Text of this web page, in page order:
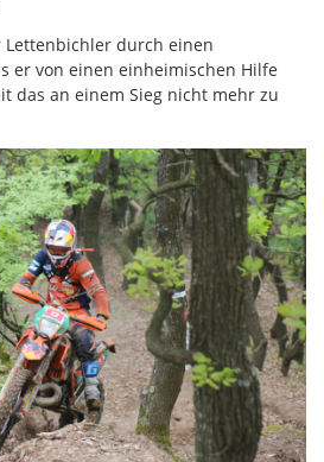
Lettenbichler durch einen
er von einen einheimischen Hilfe
das an einem Sieg nicht mehr zu